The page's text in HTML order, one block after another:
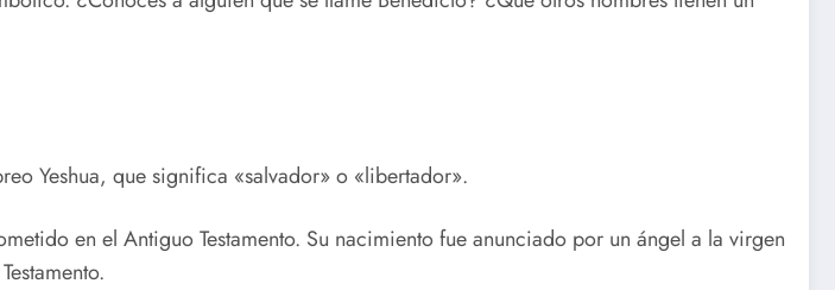
Yeshua, que significa «salvador» o «libertador».
en el Antiguo Testamento. Su nacimiento fue anunciado por un ángel a la virgen